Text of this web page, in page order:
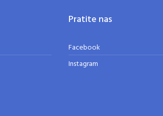
Pratite nas
Facebook
Instagram